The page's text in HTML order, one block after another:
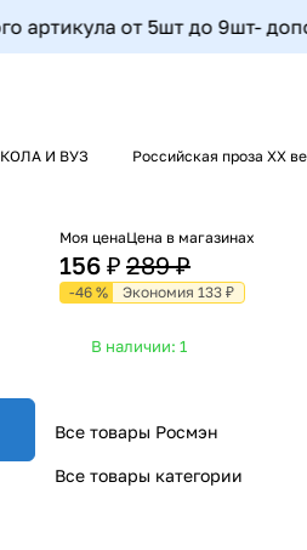
от 5шт до 9шт-
И ВУЗ Российская проза ХХ
Моя цена
156 ₽
Цена в магазинах
289 ₽
-46 % Экономия 133 ₽
В наличии: 1
Все товары Росмэн
Все товары категории